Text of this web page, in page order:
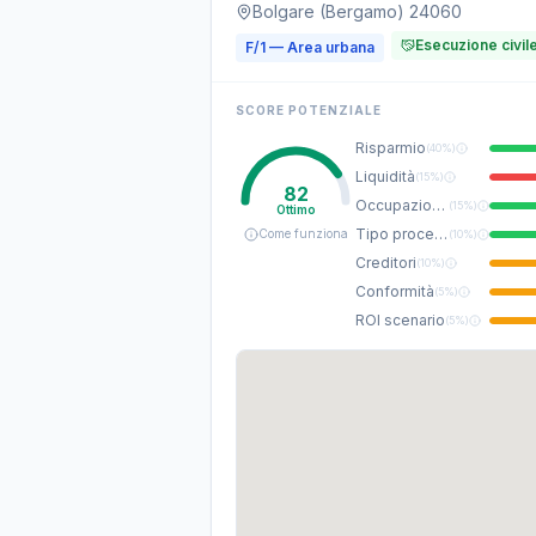
Bolgare (Bergamo) 24060
F/1 — Area urbana Esecuzione
SCORE POTENZIALE
82
Ottimo
Come funziona
Risparmio(40%)
Liquidità(15%)
Occupazione (15%)
Tipo procedura (10%)
Creditori(10%)
Conformità(5%)
ROI scenario(5%)